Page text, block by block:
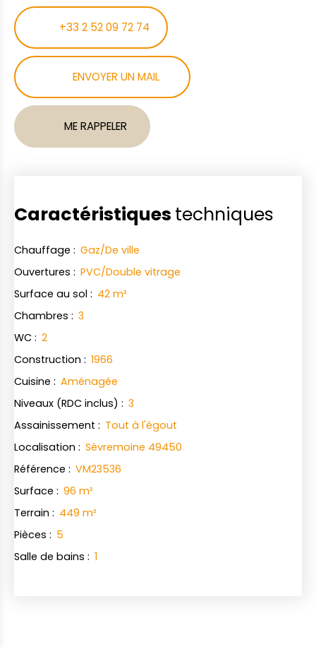
+33 2 52 09 72 74
ENVOYER UN MAIL
ME RAPPELER
Caractéristiques techniques
Chauffage : Gaz/De ville
Ouvertures : PVC/Double vitrage
Surface au sol : 42 m²
Chambres : 3
WC : 2
Construction : 1966
Cuisine : Aménagée
Niveaux (RDC inclus) : 3
Assainissement : Tout à l'égout
Localisation : Sèvremoine 49450
Référence : VM23536
Surface : 96 m²
Terrain : 449 m²
Pièces : 5
Salle de bains : 1